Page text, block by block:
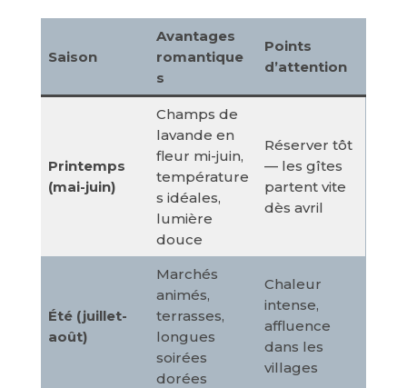
Saison
Avantages
romantique
s
Points
d’attention
Printemps
(mai-juin)
Champs de
lavande en
fleur mi-juin,
température
s idéales,
lumière
douce
Réserver tôt
— les gîtes
partent vite
dès avril
Été (juillet-
août)
Marchés
animés,
terrasses,
longues
soirées
dorées
Chaleur
intense,
affluence
dans les
villages